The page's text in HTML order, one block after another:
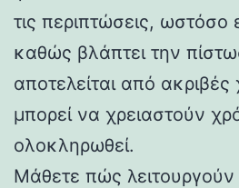
τις περιπτώσεις, ωστόσο
καθώς βλάπτει την
αποτελείται από ακριβές
μπορεί να χρειαστούν
ολοκληρωθεί.
Μάθετε πώς λειτουργούν